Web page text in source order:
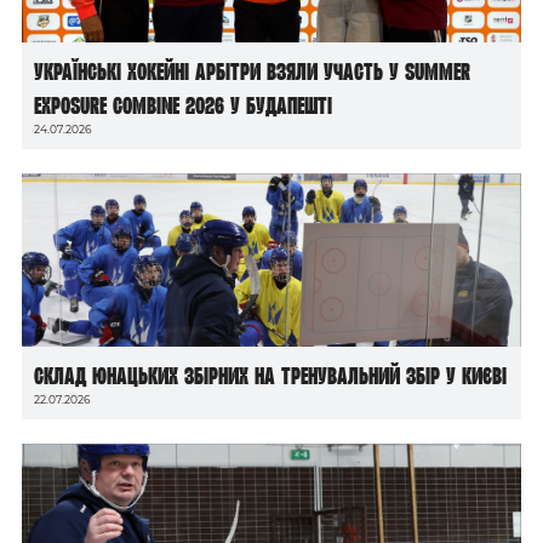
Українські хокейні арбітри взяли участь у Summer
Exposure Combine 2026 у Будапешті
24.07.2026
Склад юнацьких збірних на тренувальний збір у Києві
22.07.2026